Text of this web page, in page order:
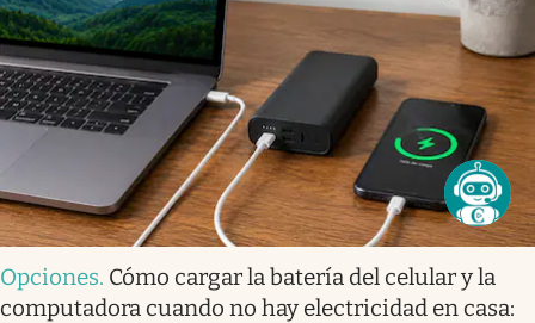
Opciones. Cómo cargar la batería del celular y la
computadora cuando no hay electricidad en casa: